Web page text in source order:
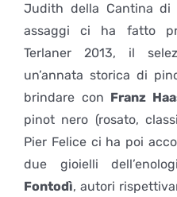
Judith della Cantina
assaggi ci ha fatto
Terlaner 2013, il
un’annata storica di
brindare con Franz
pinot nero (rosato,
Pier Felice ci ha poi
due gioielli
Fontodì, autori